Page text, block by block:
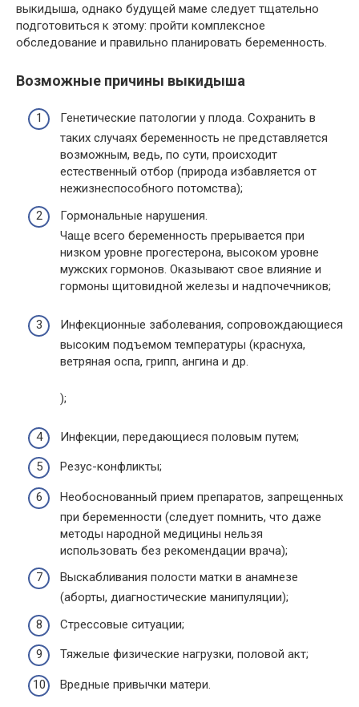
выкидыша, однако будущей маме следует тщательно
подготовиться к этому: пройти комплексное
обследование и правильно планировать беременность.
Возможные причины выкидыша
Генетические патологии у плода. Сохранить в
таких случаях беременность не представляется
возможным, ведь, по сути, происходит
естественный отбор (природа избавляется от
нежизнеспособного потомства);
Гормональные нарушения.
Чаще всего беременность прерывается при
низком уровне прогестерона, высоком уровне
мужских гормонов. Оказывают свое влияние и
гормоны щитовидной железы и надпочечников;
Инфекционные заболевания, сопровождающиеся
высоким подъемом температуры (краснуха,
ветряная оспа, грипп, ангина и др.
);
Инфекции, передающиеся половым путем;
Резус-конфликты;
Необоснованный прием препаратов, запрещенных
при беременности (следует помнить, что даже
методы народной медицины нельзя
использовать без рекомендации врача);
Выскабливания полости матки в анамнезе
(аборты, диагностические манипуляции);
Стрессовые ситуации;
Тяжелые физические нагрузки, половой акт;
Вредные привычки матери.